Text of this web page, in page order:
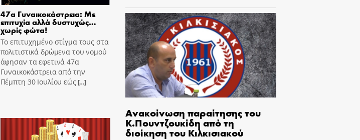
47α Γυναικοκάστρεια: Με
επιτυχία αλλά δυστυχώς…
χωρίς φώτα!
Το επιτυχημένο στίγμα τους στα
πολιτιστικά δρώμενα του νομού
άφησαν τα εφετινά 47α
Γυναικοκάστρεια από την
Πέμπτη 30 Ιουλίου εώς[…]
Ανακοίνωση παραίτησης του
Κ.Πουντζουκίδη από τη
διοίκηση του Κιλκισιακού